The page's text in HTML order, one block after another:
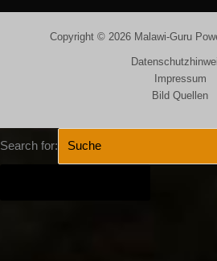
Copyright © 2026 Malawi-Guru
Impressum
Bild Quellen
Search for: